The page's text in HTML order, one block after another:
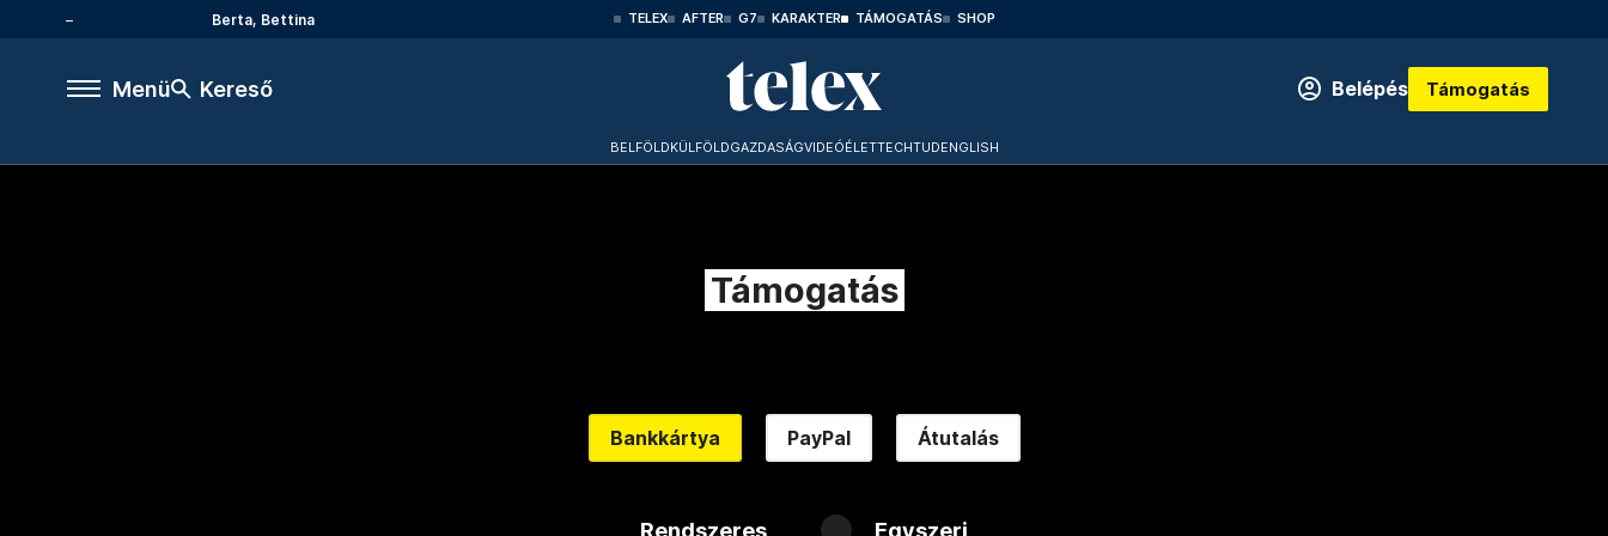
Berta, Bettina TELEX AFTER G7 KARAKTER TÁMOGATÁS SHOP
Menü Kereső Belépés Támogatás
BELFÖLDKÜLFÖLDGAZDASÁGVIDEÓÉLETTECHTUDENGLISH
Támogatás
Bankkártya PayPal Átutalás
Rendszeres Egyszeri